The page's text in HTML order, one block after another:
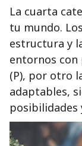
La cuarta
tu mundo.
estructura y
entornos con
(P), por otro
adaptables,
posibilidades